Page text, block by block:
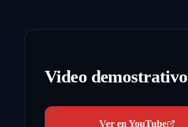
Video demostrativo
Ver en YouTube